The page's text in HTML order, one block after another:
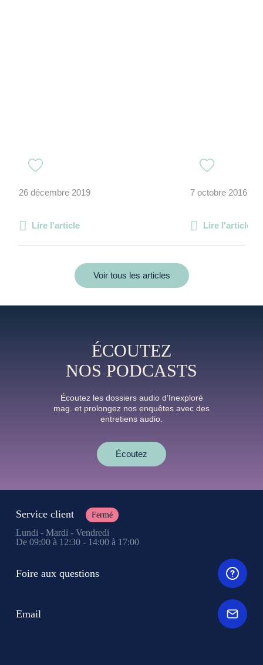
26 décembre 2019
Lire l'article
7 octobre 2016
Lire l'article
Voir tous les articles
ÉCOUTEZ
NOS PODCASTS
Écoutez les dossiers audio d’Inexploré
mag. et prolongez nos enquêtes avec des
entretiens audio.
Écoutez
Service client Fermé
Lundi - Mardi - Vendredi
De 09:00 à 12:30 - 14:00 à 17:00
Foire aux questions
Email